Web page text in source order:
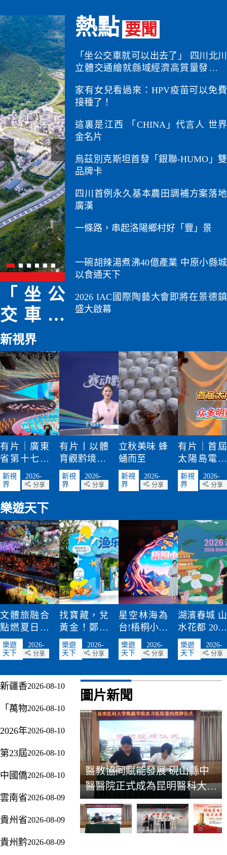
讀懂千
年瓷
都，從
完整的
產業遺
存開始
APEC數
字周蓉
數智聯
通亞太
開放共
拓新機
遇
這裏是
代言人
世界金
名片
熱點 要聞
「坐公交車就可以出去了」 四川北川
立體交通繪就縣域經濟高質量發展振
家有女兒看過來：HPV疫苗可以免費
接種了！
這裏是江西 「CHINA」代言人 世界
金名片
烏茲別克斯坦首發「銀聯-HUMO」雙
品牌卡
四川首例永久基本農田調補方案落地
廣漢
一條路，串起洛陽鄉村好「豐」景
一碗胡辣湯煮沸40億產業 中原小縣城
以食通天下
2026 IAC國際陶藝大會即將在景德鎮
盛大啟幕
新視界
有片｜廣東
省第十七屆
運動會暨第
十屆殘疾人
名開幕
新視
界
2026-
08-10
分享
有片丨以體
育觀黔境 共
建山地民族
特色體育強
新視
界
2026-
08-09
分享
立秋美味 蜂
蛹而至
新視
界
2026-
08-08
分享
有片｜首屆
太陽島電影
周紅毯閃耀
松花江畔
新視
界
2026-
08-06
分享
樂遊天下
文體旅融合
點燃夏日消
費熱情 蘭州
七里河區文
升溫
樂遊
天下
2026-
08-04
分享
找寶藏，兌
黃金！鄭州
海昌首屆
「漁樂一夏·
節」驚喜上
線
樂遊
天下
2026-
08-03
分享
星空林海為
台!梧桐小鎮
·森林音樂季
點亮伊春南
「夜」態
樂遊
天下
2026-
08-03
分享
湖濱春城 山
水花都 2026
滇池國際咖
啡文化嘉年
樂遊
天下
2026-
08-02
分享
新疆香
會受邀
2026新
疆・西
王母瑤
池蟠桃
阜康蟠
培育助
2026-08-10
「萬物
冰城再
——第
二十屆
中國計
算機學
網大會
濱圓滿
2026-08-10
2026年
屆麗江
化季系
列活動
舉行
2026-08-10
第23屆
AI展
待發
頭部企
業將攜
前沿成
2026-08-10
中國僑
劉愛
聚僑心
僑力
同圓民
2026-08-10
雲南省
屆運動
明開幕
2026-08-09
貴州省
作先進
2026-08-09
貴州黔2026-08-09
圖片新聞
醫教協同賦能發展 硯山縣中
醫醫院正式成為昆明醫科大學
海源學院實習醫院